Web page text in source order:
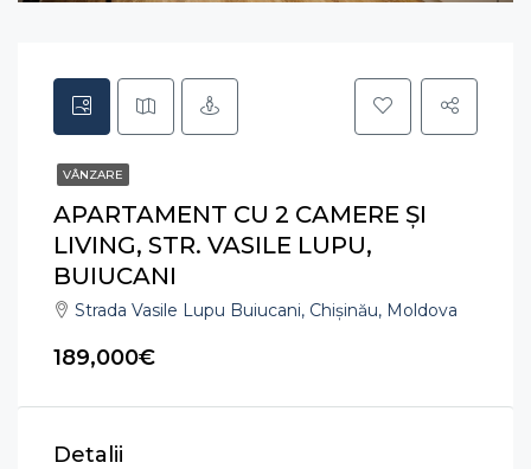
VÂNZARE
APARTAMENT CU 2 CAMERE ȘI
LIVING, STR. VASILE LUPU,
BUIUCANI
Strada Vasile Lupu Buiucani, Chișinău, Moldova
189,000€
Detalii